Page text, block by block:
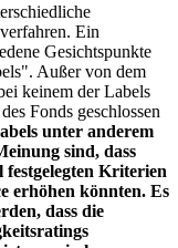
Ein
Gesichtspunkte
Außer von dem
keinem der Labels
Fonds geschlossen
unter anderem
sind, dass
Kriterien
erhöhen könnten. Es
dass die